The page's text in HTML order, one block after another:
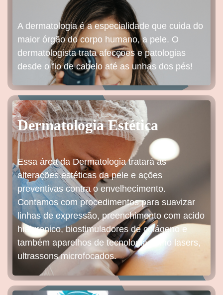
A dermatologia é a especialidade que cuida do
maior órgão do corpo humano, a pele. O
dermatologista trata afecçoes e patologias
desde o fio de cabelo até as unhas dos pés!
Dermatologia Estética
Essa área da Dermatologia tratará as
alterações estéticas da pele e ações
preventivas contra o envelhecimento.
Contamos com procedimentos para suavizar
linhas de expressão, preenchimento com acido
hialuronico, biostimuladores de colágeno e
também aparelhos de tecnologia como lasers,
ultrassons microfocados.